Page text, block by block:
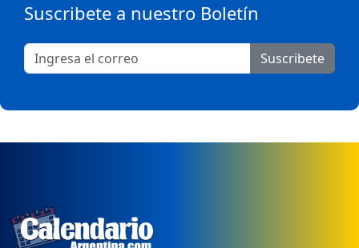
Suscribete a nuestro Boletín
Suscribete